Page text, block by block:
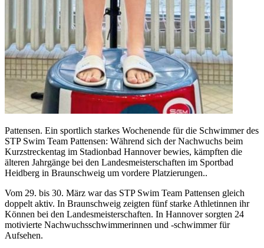
Pattensen. Ein sportlich starkes Wochenende für die Schwimmer des
STP Swim Team Pattensen: Während sich der Nachwuchs beim
Kurzstreckentag im Stadionbad Hannover bewies, kämpften die
älteren Jahrgänge bei den Landesmeisterschaften im Sportbad
Heidberg in Braunschweig um vordere Platzierungen..
Vom 29. bis 30. März war das STP Swim Team Pattensen gleich
doppelt aktiv. In Braunschweig zeigten fünf starke Athletinnen ihr
Können bei den Landesmeisterschaften. In Hannover sorgten 24
motivierte Nachwuchsschwimmerinnen und -schwimmer für
Aufsehen.